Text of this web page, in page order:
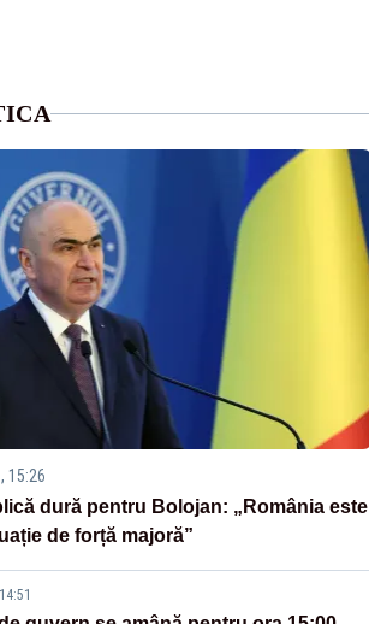
15:26
dură pentru Bolojan: „România este
de forță majoră”